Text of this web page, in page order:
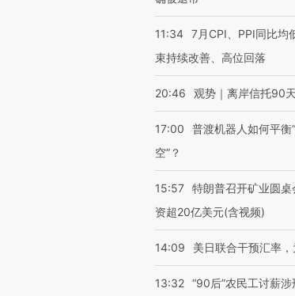
11:34 7月CPI、PPI同比均
束持续改善、高位回落
20:46 观势｜离岸信托90
17:00
普渡机器人如何平衡
空”？
15:57 特朗普召开矿业圆
资超20亿美元(含视频)
14:09 美日联合干预汇率
13:32 “90后”农民工讨薪